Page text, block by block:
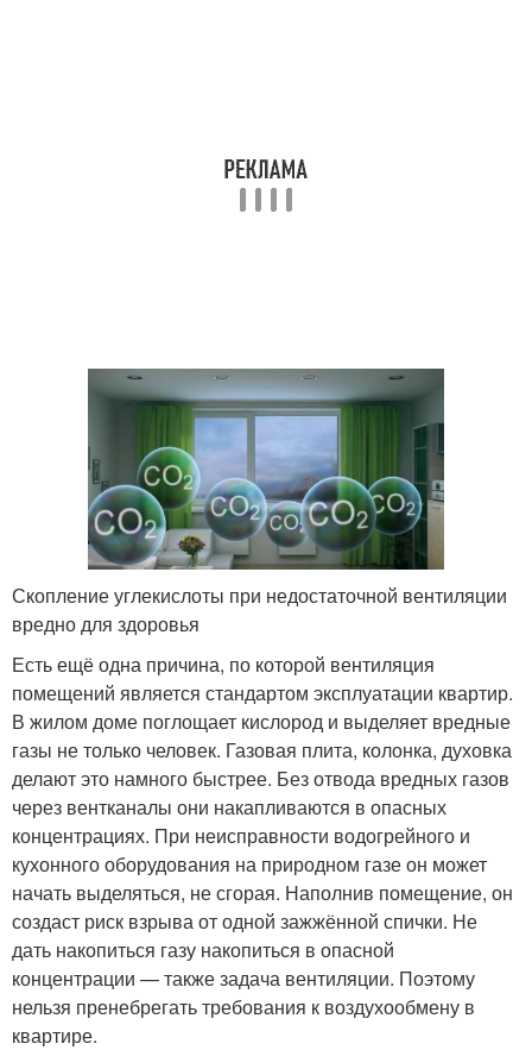
Скопление углекислоты при недостаточной вентиляции
вредно для здоровья
Есть ещё одна причина, по которой вентиляция
помещений является стандартом эксплуатации квартир.
В жилом доме поглощает кислород и выделяет вредные
газы не только человек. Газовая плита, колонка, духовка
делают это намного быстрее. Без отвода вредных газов
через вентканалы они накапливаются в опасных
концентрациях. При неисправности водогрейного и
кухонного оборудования на природном газе он может
начать выделяться, не сгорая. Наполнив помещение, он
создаст риск взрыва от одной зажжённой спички. Не
дать накопиться газу накопиться в опасной
концентрации — также задача вентиляции. Поэтому
нельзя пренебрегать требования к воздухообмену в
квартире.